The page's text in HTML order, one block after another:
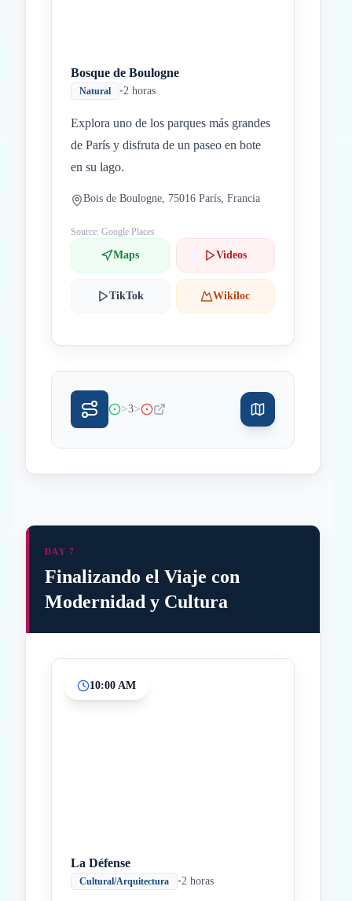
Bosque de Boulogne
Natural •2 horas
Explora uno de los parques más grandes
de París y disfruta de un paseo en bote
en su lago.
Bois de Boulogne, 75016 París, Francia
Source: Google Places
Maps Videos
TikTok Wikiloc
>3>
DAY 7
Finalizando el Viaje con
Modernidad y Cultura
10:00 AM
La Défense
Cultural/Arquitectura •2 horas